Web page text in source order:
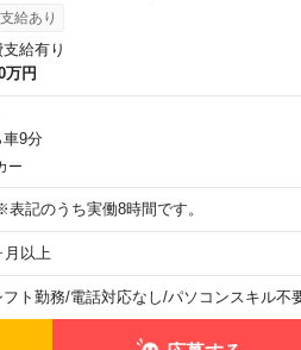
給あり
給有り
万円
9分
ー
記のうち実働8時間です。
月以上
フト勤務/電話対応なし/パソコンスキル不